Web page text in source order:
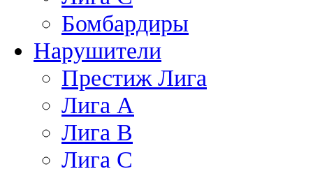
Бомбардиры
Нарушители
Престиж Лига
Лига А
Лига В
Лига С